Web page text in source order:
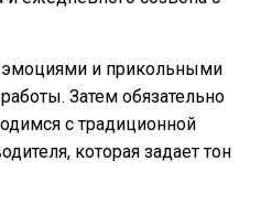
и прикольными
Затем обязательно
с традиционной
которая задает тон